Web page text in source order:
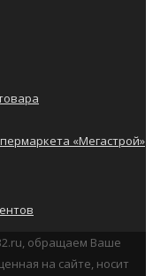
«Мегастрой»
обращаем Ваше
на сайте, носит